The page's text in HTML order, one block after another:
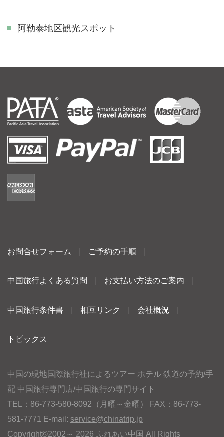
阿勒泰地区観光スポット
お問合せフォーム ご予約の手順
中国旅行よくある質問 お支払い方法のご案内
中国旅行条件書 相互リンク 会社概況
トピックス
中国の現地国際旅行社によるツアー ホテル 鉄道の予約/手
配 中国旅行専門店/中国旅行の専門サイト
TEL：86-773-580-8092（月曜～金曜） FAX：86-773-
581-7771 E-mail: service@chinatrip.jp
Copyright©2002～ 2026 ふれあい中国 All Rights